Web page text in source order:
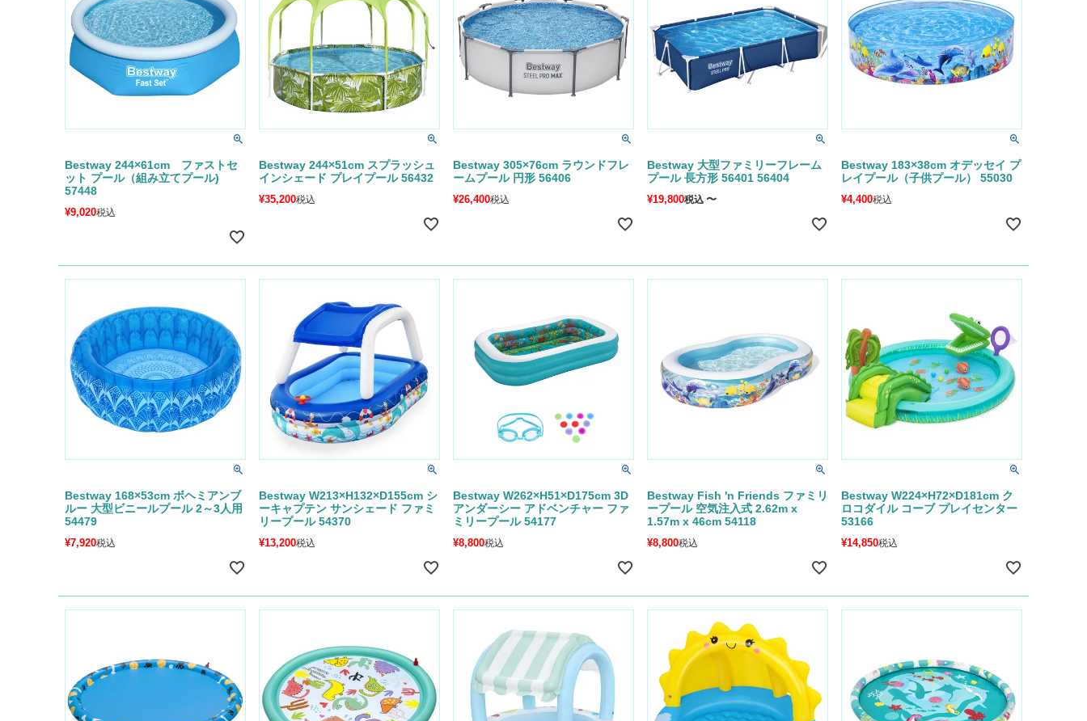
Bestway 244×61cm ファストセ
ット プール（組み立てプール)
57448
¥9,020税込
Bestway 244×51cm スプラッシュ
インシェード プレイプール 56432
¥35,200税込
Bestway 305×76cm ラウンドフレ
ームプール 円形 56406
¥26,400税込
Bestway 大型ファミリーフレーム
プール 長方形 56401 56404
¥19,800税込 〜
Bestway 183×38cm オデッセイ プ
レイプール（子供プール） 55030
¥4,400税込
Bestway 168×53cm ボヘミアンブ
ルー 大型ビニールプール 2～3人用
54479
¥7,920税込
Bestway W213×H132×D155cm シ
ーキャプテン サンシェード ファミ
リープール 54370
¥13,200税込
Bestway W262×H51×D175cm 3D
アンダーシー アドベンチャー ファ
ミリープール 54177
¥8,800税込
Bestway Fish 'n Friends ファミリ
ープール 空気注入式 2.62m x
1.57m x 46cm 54118
¥8,800税込
Bestway W224×H72×D181cm ク
ロコダイル コーブ プレイセンター
53166
¥14,850税込